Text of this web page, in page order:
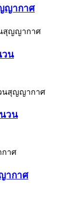
ญากาศ
วน
วน
ากาศ